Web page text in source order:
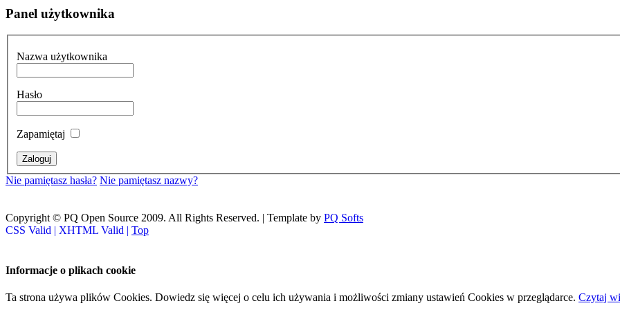
Panel użytkownika
Nazwa użytkownika
Hasło
Zapamiętaj
Nie pamiętasz hasła? Nie pamiętasz nazwy?
Copyright © PQ Open Source 2009. All Rights Reserved. | Template by PQ Softs
CSS Valid | XHTML Valid | Top
Informacje o plikach cookie
Ta strona używa plików Cookies. Dowiedz się więcej o celu ich używania i możliwości zmiany ustawień Cookies w przeglądarce. Czytaj